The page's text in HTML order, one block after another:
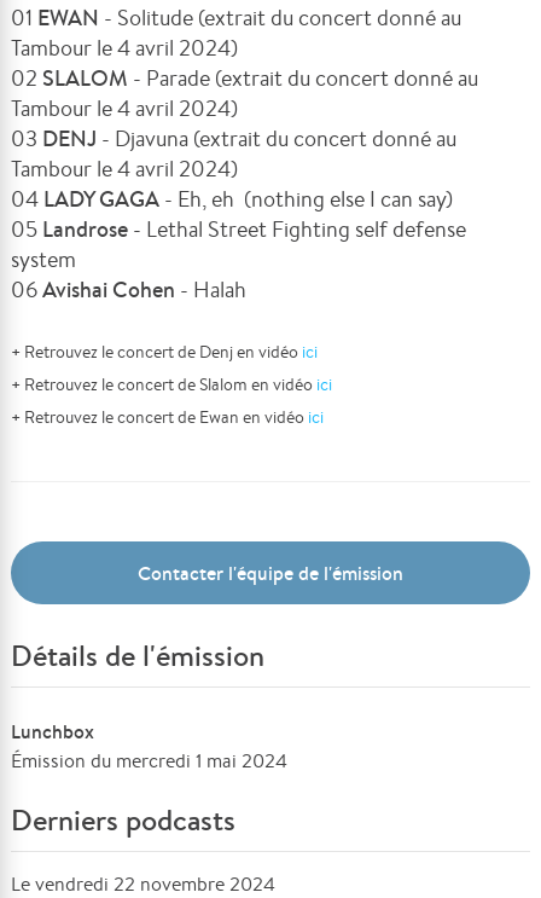
01 EWAN - Solitude (extrait du concert donné au
Tambour le 4 avril 2024)
02 SLALOM - Parade (extrait du concert donné au
Tambour le 4 avril 2024)
03 DENJ - Djavuna (extrait du concert donné au
Tambour le 4 avril 2024)
04 LADY GAGA - Eh, eh (nothing else I can say)
05 Landrose - Lethal Street Fighting self defense
system
06Avishai Cohen - Halah
+ Retrouvez le concert de Denj en vidéo ici
+ Retrouvez le concert de Slalom en vidéo ici
+ Retrouvez le concert de Ewan en vidéo ici
Contacter l'équipe de l'émission
Détails de l'émission
Lunchbox
Émission du mercredi 1 mai 2024
Derniers podcasts
Le vendredi 22 novembre 2024